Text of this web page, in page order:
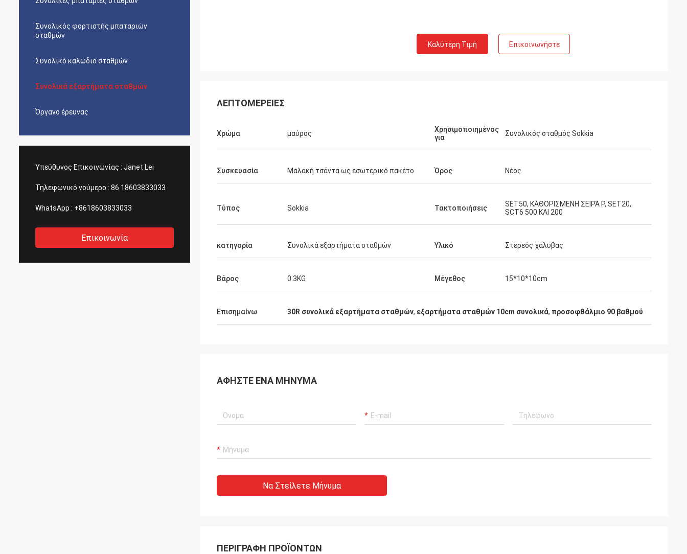
Συνολικός φορτιστής μπαταριών
σταθμών
Συνολικό καλώδιο σταθμών
Συνολικά εξαρτήματα σταθμών
Όργανο έρευνας
Υπεύθυνος Επικοινωνίας : Janet Lei
Τηλεφωνικό νούμερο : 86 18603833033
WhatsApp : +8618603833033
Επικοινωνία
Καλύτερη Τιμή Επικοινωνήστε
ΛΕΠΤΟΜΈΡΕΙΕΣ
Χρώμα μαύρος
Χρησιμοποιημένος
για
Συνολικός σταθμός Sokkia
Συσκευασία Μαλακή τσάντα ως εσωτερικό πακέτο Όρος Νέος
Τύπος Sokkia Τακτοποιήσεις
SET50, ΚΑΘΟΡΙΣΜΕΝΗ ΣΕΙΡΆ Ρ, SET20,
SCT6 500 ΚΑΙ 200
κατηγορία Συνολικά εξαρτήματα σταθμών Υλικό Στερεός χάλυβας
Βάρος 0.3KG Μέγεθος 15*10*10cm
Επισημαίνω 30R συνολικά εξαρτήματα σταθμών, εξαρτήματα σταθμών 10cm συνολικά, προσοφθάλμιο 90 βαθμού
ΑΦΉΣΤΕ ΈΝΑ ΜΉΝΥΜΑ
Να Στείλετε Μήνυμα
ΠΕΡΙΓΡΑΦΉ ΠΡΟΪΌΝΤΩΝ